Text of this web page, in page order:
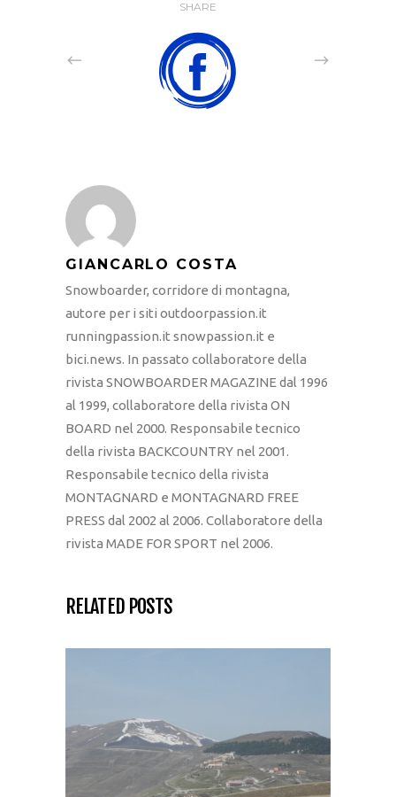
SHARE
GIANCARLO COSTA
Snowboarder, corridore di montagna,
autore per i siti outdoorpassion.it
runningpassion.it snowpassion.it e
bici.news. In passato collaboratore della
rivista SNOWBOARDER MAGAZINE dal 1996
al 1999, collaboratore della rivista ON
BOARD nel 2000. Responsabile tecnico
della rivista BACKCOUNTRY nel 2001.
Responsabile tecnico della rivista
MONTAGNARD e MONTAGNARD FREE
PRESS dal 2002 al 2006. Collaboratore della
rivista MADE FOR SPORT nel 2006.
RELATED POSTS